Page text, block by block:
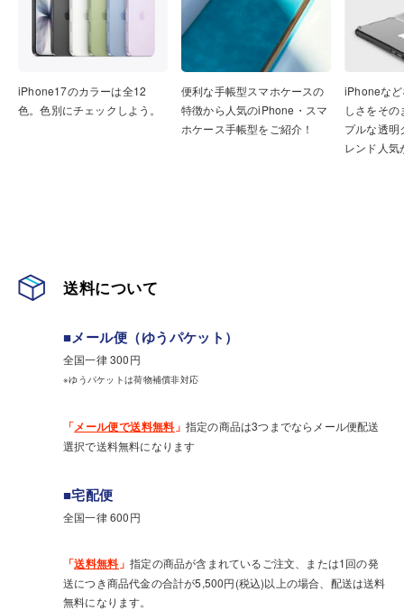
iPhone17のカラーは全12
色。色別にチェックしよう。
便利な手帳型スマホケースの
特徴から人気のiPhone・スマ
ホケース手帳型をご紹介！
iPhoneな
しさをそ
プルな透明
レンド人気
送料について
■メール便（ゆうパケット）
全国一律 300円
※ゆうパケットは荷物補償非対応
「メール便で送料無料 」 指定の商品は3つまでならメール便配送
選択で送料無料になります
■宅配便
全国一律 600円
「送料無料 」指定の商品が含まれているご注文、または1回の発
送につき商品代金の合計が5,500円(税込)以上の場合、配送は送料
無料になります。